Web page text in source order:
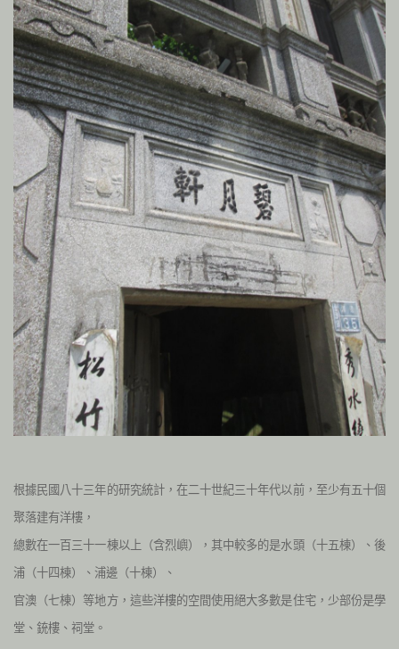
根據民國八十三年的研究統計，在二十世紀三十年代以前，至少有五十個
聚落建有洋樓，
總數在一百三十一棟以上（含烈嶼），其中較多的是水頭（十五棟）、後
浦（十四棟）、浦邊（十棟）、
官澳（七棟）等地方，這些洋樓的空間使用絕大多數是住宅，少部份是學
堂、銃樓、祠堂。